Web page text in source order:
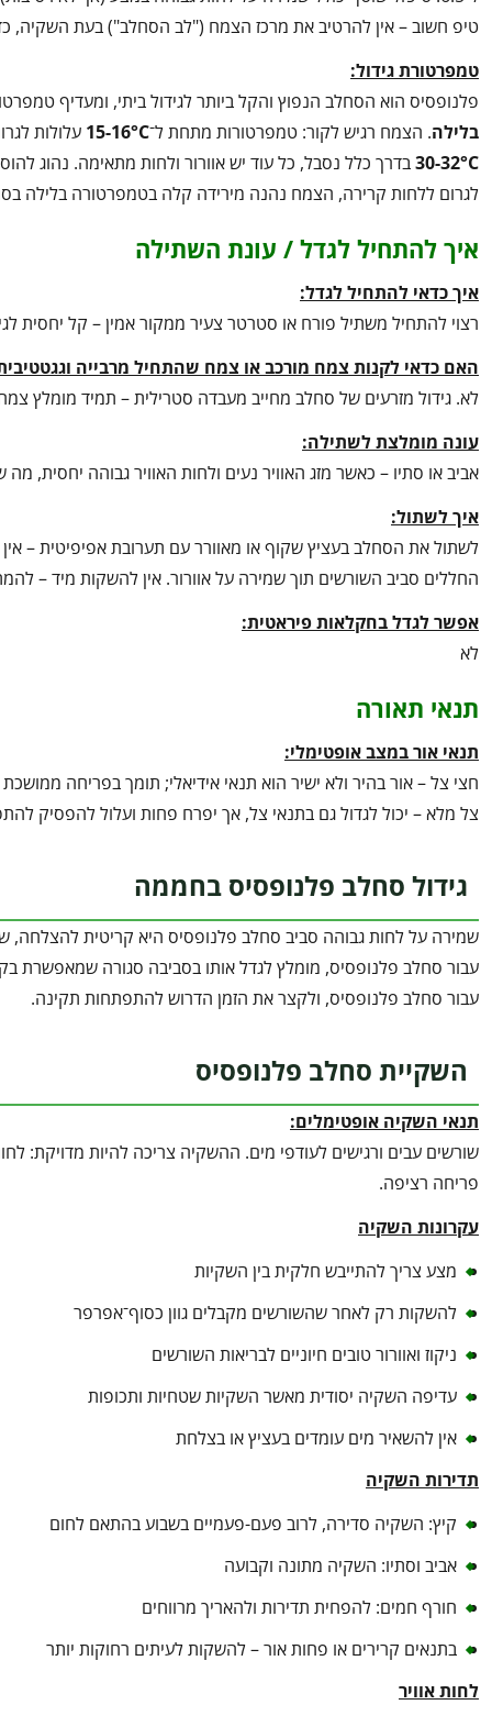
טיפ חשוב – אין להרטיב את מרכז הצמח ("לב הסחלב") בעת השקיה, כדי
טמפרטורת גידול:
פלנופסיס הוא הסחלב הנפוץ והקל ביותר לגידול ביתי, ומעדיף
בלילה. הצמח רגיש לקור: טמפרטורות מתחת ל־15-16°C עלולות
30-32°Cבדרך כלל נסבל, כל עוד יש אוורור ולחות מתאימה. נהוג
לגרום ללחות קרירה, הצמח נהנה מירידה קלה בטמפרטורה בלילה
איך להתחיל לגדל / עונת השתילה
איך כדאי להתחיל לגדל:
רצוי להתחיל משתיל פורח או סטרטר צעיר ממקור אמין – קל יחסית
האם כדאי לקנות צמח מורכב או צמח שהתחיל מרבייה
לא. גידול מזרעים של סחלב מחייב מעבדה סטרילית – תמיד מומלץ
עונה מומלצת לשתילה:
אביב או סתיו – כאשר מזג האוויר נעים ולחות האוויר גבוהה
איך לשתול:
לשתול את הסחלב בעציץ שקוף או מאוורר עם תערובת אפיפיטית –
החללים סביב השורשים תוך שמירה על אוורור. אין להשקות מיד –
אפשר לגדל בחקלאות פיראטית:
לא
תנאי תאורה
תנאי אור במצב אופטימלי:
חצי צל – אור בהיר ולא ישיר הוא תנאי אידיאלי; תומך בפריחה
צל מלא – יכול לגדול גם בתנאי צל, אך יפרח פחות ועלול להפסיק
גידול סחלב פלנופסיס בחממה
שמירה על לחות גבוהה סביב סחלב פלנופסיס היא קריטית להצלחה,
עבור סחלב פלנופסיס, מומלץ לגדל אותו בסביבה סגורה שמאפשרת
עבור סחלב פלנופסיס, ולקצר את הזמן הדרוש להתפתחות תקינה.
השקיית סחלב פלנופסיס
תנאי השקיה אופטימלים:
שורשים עבים ורגישים לעודפי מים. ההשקיה צריכה להיות מדויקת:
פריחה רציפה.
עקרונות השקיה
מצע צריך להתייבש חלקית בין השקיות
להשקות רק לאחר שהשורשים מקבלים גוון כסוף־אפרפר
ניקוז ואוורור טובים חיוניים לבריאות השורשים
עדיפה השקיה יסודית מאשר השקיות שטחיות ותכופות
אין להשאיר מים עומדים בעציץ או בצלחת
תדירות השקיה
קיץ: השקיה סדירה, לרוב פעם-פעמיים בשבוע בהתאם לחום
אביב וסתיו: השקיה מתונה וקבועה
חורף חמים: להפחית תדירות ולהאריך מרווחים
בתנאים קרירים או פחות אור – להשקות לעיתים רחוקות יותר
לחות אוויר